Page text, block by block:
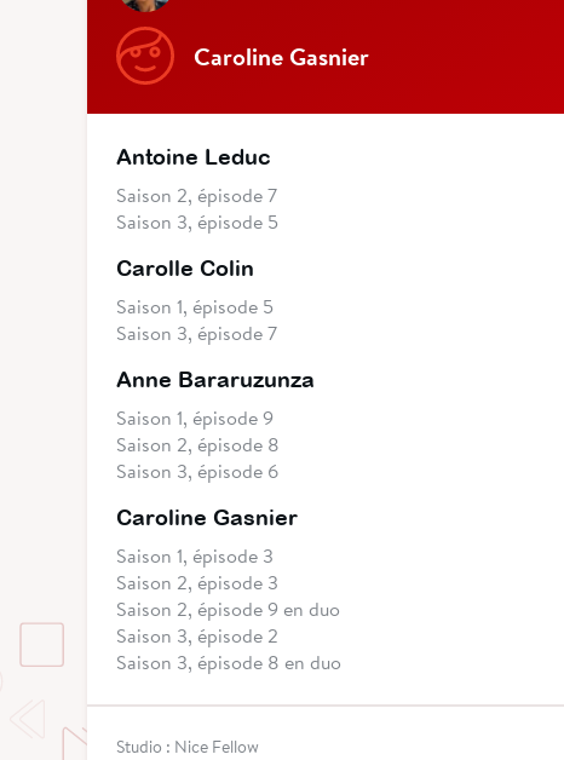
Caroline Gasnier
Antoine Leduc
Saison 2, épisode 7
Saison 3, épisode 5
Carolle Colin
Saison 1, épisode 5
Saison 3, épisode 7
Anne Bararuzunza
Saison 1, épisode 9
Saison 2, épisode 8
Saison 3, épisode 6
Caroline Gasnier
Saison 1, épisode 3
Saison 2, épisode 3
Saison 2, épisode 9 en duo
Saison 3, épisode 2
Saison 3, épisode 8 en duo
Studio : Nice Fellow